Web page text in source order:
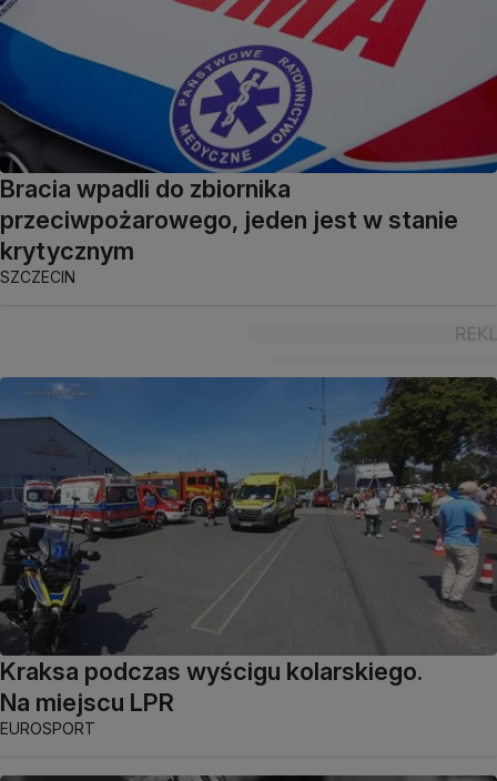
Bracia wpadli do zbiornika
przeciwpożarowego, jeden jest w stanie
krytycznym
SZCZECIN
Kraksa podczas wyścigu kolarskiego.
Na miejscu LPR
EUROSPORT